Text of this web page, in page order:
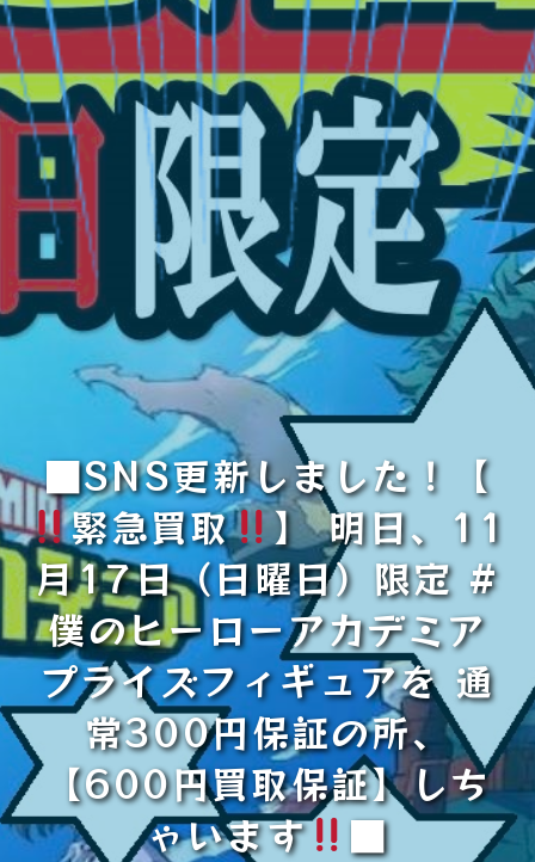
■SNS更新しました！【
緊急買取
】 明日、11
月17日（日曜日）限定 #
僕のヒーローアカデミア
プライズフィギュアを 通
常300円保証の所、
【600円買取保証】しち
ゃいます
■